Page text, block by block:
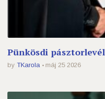
Pünkösdi pásztorlevél
by TKarola máj 25 2026